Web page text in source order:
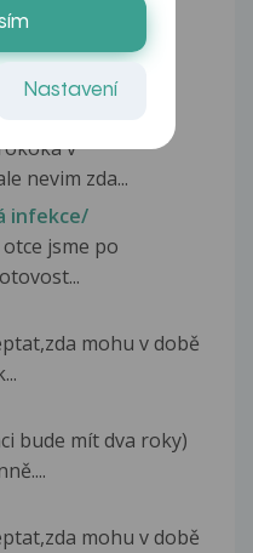
kontinuálně
v
nevim zda...
infekce/
jsme po
mohu v době
bude mít dva roky)
mohu v době
Nastavení